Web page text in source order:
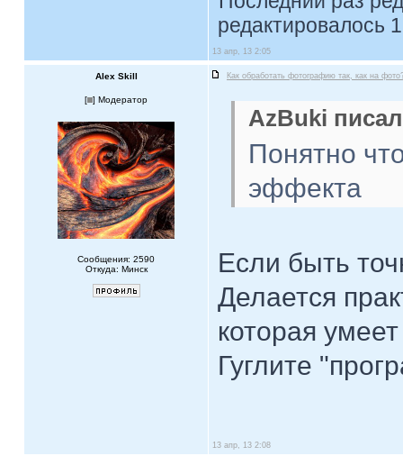
редактировалось
13 апр, 13 2:05
Alex Skill Как обработать фотографию так, как на
[ ] Модератор
Сообщения: 2590
Откуда: Минск
AzBuki
Понятно
эффекта
Если быть
Делается
которая
Гуглите
13 апр, 13 2:08